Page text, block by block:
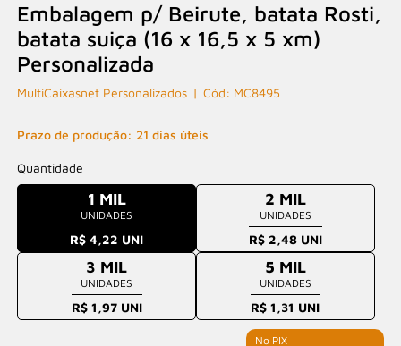
Embalagem p/ Beirute, batata Rosti,
batata suiça (16 x 16,5 x 5 xm)
Personalizada
MultiCaixasnet Personalizados MC8495
Prazo de produção: 21 dias úteis
Quantidade
1 MIL
UNIDADES
R$ 4,22 UNI
2 MIL
UNIDADES
R$ 2,48 UNI
3 MIL
UNIDADES
R$ 1,97 UNI
5 MIL
UNIDADES
R$ 1,31 UNI